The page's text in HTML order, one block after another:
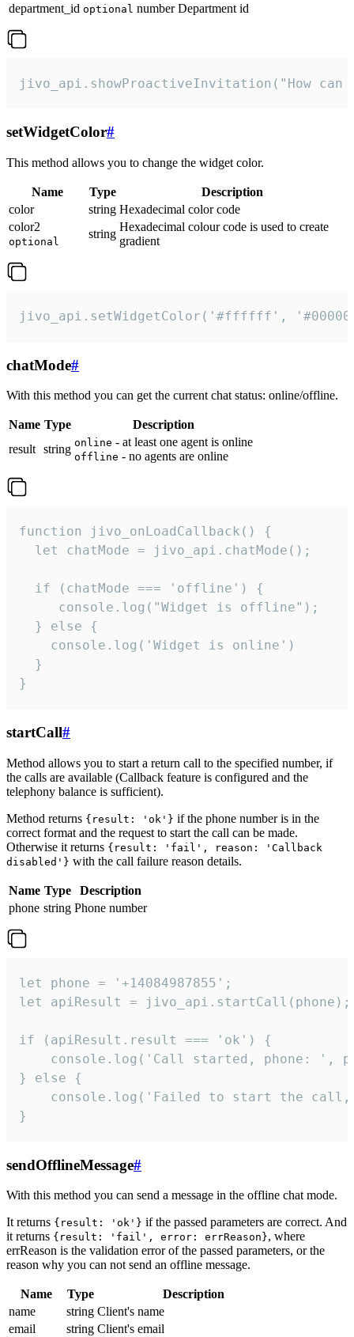
department_id optional number Department id
jivo_api.showProactiveInvitation("How
setWidgetColor#
This method allows you to change the widget color.
Name Type
Description
color
string Hexadecimal color code
color2
optional
string
Hexadecimal colour code is used to create
gradient
jivo_api.setWidgetColor('#ffffff',
chatMode#
With this method you can get the current chat status: online/offline.
Name Type
Description
result string online - at least one agent is online
offline - no agents are online
function jivo_onLoadCallback() {
  let chatMode = jivo_api.chatMode();
  if (chatMode === 'offline') {
     console.log("Widget is offline");
  } else {
    console.log('Widget is online')
  }
}
startCall#
Method allows you to start a return call to the specified number, if
the calls are available (Callback feature is configured and the
telephony balance is sufficient).
Method returns {result: 'ok'} if the phone number is in the
correct format and the request to start the call can be made.
Otherwise it returns {result: 'fail', reason: 'Callback
disabled'} with the call failure reason details.
Name Type
Description
phone string Phone number
let phone = '+14084987855';
let apiResult = jivo_api.startCall(phone);
if (apiResult.result === 'ok') {
console.log('Call started, phone: ',
} else {
console.log('Failed to start the
}
sendOfflineMessage#
With this method you can send a message in the offline chat mode.
It returns {result: 'ok'} if the passed parameters are correct. And
it returns {result: 'fail', error: errReason}, where
errReason is the validation error of the passed parameters, or the
reason why you can not send an offline message.
Name Type
Description
name
string Client's name
email
string Client's email